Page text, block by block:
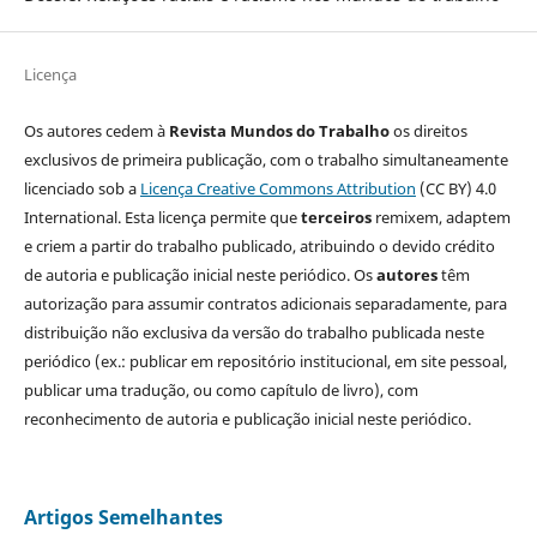
Licença
Os autores cedem à Revista Mundos do Trabalhoos direitos
exclusivos de primeira publicação, com o trabalho simultaneamente
licenciado sob a Licença Creative Commons Attribution (CC BY) 4.0
International. Esta licença permite queterceirosremixem, adaptem
e criem a partir do trabalho publicado, atribuindo o devido crédito
de autoria e publicação inicial neste periódico. Osautorestêm
autorização para assumir contratos adicionais separadamente, para
distribuição não exclusiva da versão do trabalho publicada neste
periódico (ex.: publicar em repositório institucional, em site pessoal,
publicar uma tradução, ou como capítulo de livro), com
reconhecimento de autoria e publicação inicial neste periódico.
Artigos Semelhantes